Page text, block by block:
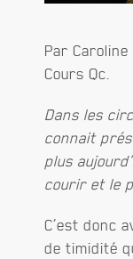
Par
Cours Qc.
Dans les
connait
plus
courir et le
C’est donc
de timidité